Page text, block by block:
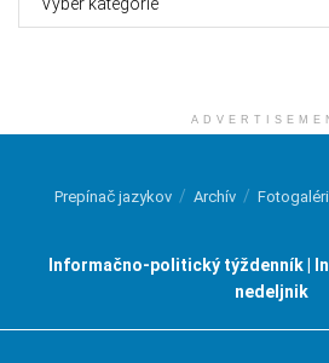
Prepínač jazykov Archív
Informačno-politický týždenník |
nedeljnik